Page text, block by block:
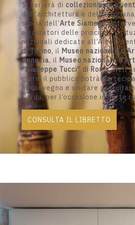
Si parlerà di collezionismo
dell’architettura e
storia dell’Arte Siamese.
e i curatori delle principali
nazionali dedicate all’Arte
di Torino, il Museo nazionale
Venezia, il Museo nazionale
“Giuseppe Tucci” di Roma.
giorni il pubblico potrà
al convegno e visitare
Cardu, per l’occasione in parte
CONSULTA IL LIBRETTO